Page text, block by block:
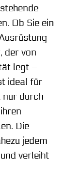
Ob Sie ein
der von
legt –
ideal für
nur durch
Die
jedem
verleiht